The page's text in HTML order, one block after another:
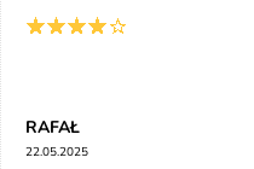
RAFAŁ
22.05.2025